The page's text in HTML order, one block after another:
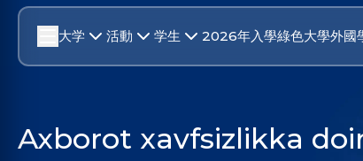
大学 活動 学生 2026年入學綠色大學外國
Axborot xavfsizlikka